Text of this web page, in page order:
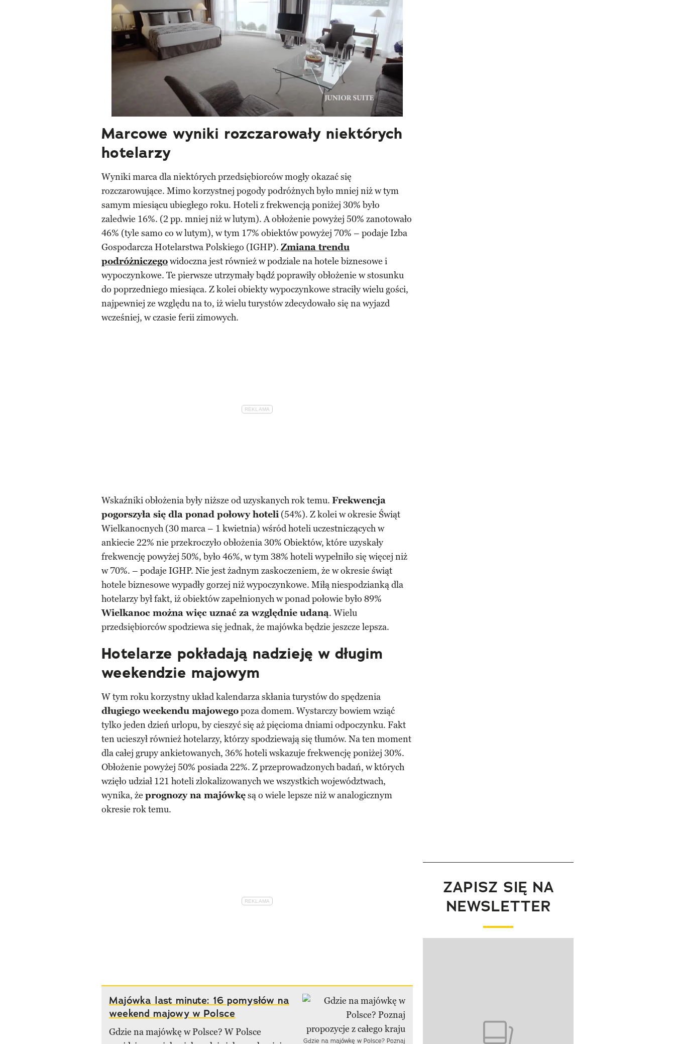
Marcowe wyniki rozczarowały niektórych
hotelarzy
Wyniki marca dla niektórych przedsiębiorców mogły okazać się
rozczarowujące. Mimo korzystnej pogody podróżnych było mniej niż w tym
samym miesiącu ubiegłego roku. Hoteli z frekwencją poniżej 30% było
zaledwie 16%. (2 pp. mniej niż w lutym). A obłożenie powyżej 50% zanotowało
46% (tyle samo co w lutym), w tym 17% obiektów powyżej 70% – podaje Izba
Gospodarcza Hotelarstwa Polskiego (IGHP). Zmiana trendu
podróżniczegowidoczna jest również w podziale na hotele biznesowe i
wypoczynkowe. Te pierwsze utrzymały bądź poprawiły obłożenie w stosunku
do poprzedniego miesiąca. Z kolei obiekty wypoczynkowe straciły wielu gości,
najpewniej ze względu na to, iż wielu turystów zdecydowało się na wyjazd
wcześniej, w czasie ferii zimowych.
Wskaźniki obłożenia były niższe od uzyskanych rok temu. Frekwencja
pogorszyła się dla ponad połowy hoteli (54%). Z kolei w okresie Świąt
Wielkanocnych (30 marca – 1 kwietnia) wśród hoteli uczestniczących w
ankiecie 22% nie przekroczyło obłożenia 30% Obiektów, które uzyskały
frekwencję powyżej 50%, było 46%, w tym 38% hoteli wypełniło się więcej niż
w 70%. – podaje IGHP. Nie jest żadnym zaskoczeniem, że w okresie świąt
hotele biznesowe wypadły gorzej niż wypoczynkowe. Miłą niespodzianką dla
hotelarzy był fakt, iż obiektów zapełnionych w ponad połowie było 89%
Wielkanoc można więc uznać za względnie udaną. Wielu
przedsiębiorców spodziewa się jednak, że majówka będzie jeszcze lepsza.
Hotelarze pokładają nadzieję w długim
weekendzie majowym
W tym roku korzystny układ kalendarza skłania turystów do spędzenia
długiego weekendu majowegopoza domem. Wystarczy bowiem wziąć
tylko jeden dzień urlopu, by cieszyć się aż pięcioma dniami odpoczynku. Fakt
ten ucieszył również hotelarzy, którzy spodziewają się tłumów. Na ten moment
dla całej grupy ankietowanych, 36% hoteli wskazuje frekwencję poniżej 30%.
Obłożenie powyżej 50% posiada 22%. Z przeprowadzonych badań, w których
wzięło udział 121 hoteli zlokalizowanych we wszystkich województwach,
wynika, że prognozy na majówkęsą o wiele lepsze niż w analogicznym
okresie rok temu.
Majówka last minute: 16 pomysłów na
weekend majowy w Polsce
Gdzie na majówkę w Polsce? W Polsce
Gdzie na majówkę w Polsce? Poznaj
ZAPISZ SIĘ NA
NEWSLETTER